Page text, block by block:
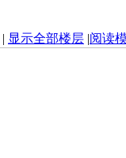
| 显示全部楼层 |阅读